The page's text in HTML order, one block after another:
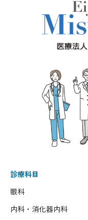
診療科目
眼科
内科・消化器内科